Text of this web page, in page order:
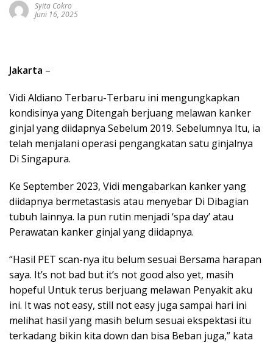
Syita Cokro
Juni 16, 2025
Jakarta –
Vidi Aldiano Terbaru-Terbaru ini mengungkapkan
kondisinya yang Ditengah berjuang melawan kanker
ginjal yang diidapnya Sebelum 2019. Sebelumnya Itu, ia
telah menjalani operasi pengangkatan satu ginjalnya
Di Singapura.
Ke September 2023, Vidi mengabarkan kanker yang
diidapnya bermetastasis atau menyebar Di Dibagian
tubuh lainnya. Ia pun rutin menjadi ‘spa day’ atau
Perawatan kanker ginjal yang diidapnya.
“Hasil PET scan-nya itu belum sesuai Bersama harapan
saya. It’s not bad but it’s not good also yet, masih
hopeful Untuk terus berjuang melawan Penyakit aku
ini. It was not easy, still not easy juga sampai hari ini
melihat hasil yang masih belum sesuai ekspektasi itu
terkadang bikin kita down dan bisa Beban juga,” kata